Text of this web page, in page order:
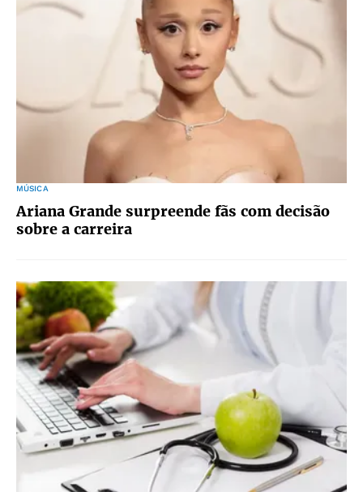
MÚSICA
Ariana Grande surpreende fãs com decisão
sobre a carreira